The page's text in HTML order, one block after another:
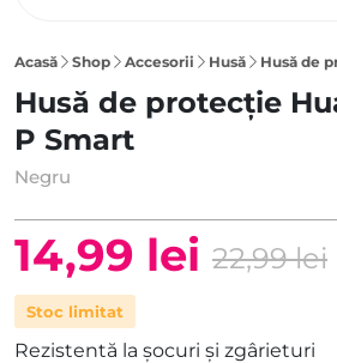
Acasă Shop Accesorii Husă Husă de
Husă de protecție
P Smart
Negru
22,99lei
Prețul
inițial
14,99 lei
Prețul
curent
Stoc limitat
Rezistentă la șocuri și zgârieturi